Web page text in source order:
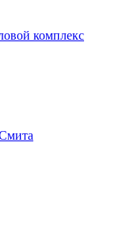
комплекс